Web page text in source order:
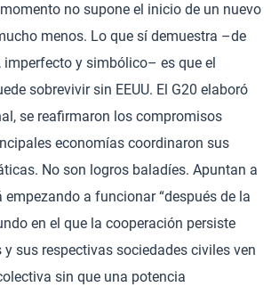
no supone el inicio de un nuevo
menos. Lo que sí demuestra –de
imperfecto y simbólico– es que el
sobrevivir sin EEUU. El G20 elaboró
se reafirmaron los compromisos
economías coordinaron sus
No son logros baladíes. Apuntan a
empezando a funcionar “después de la
en el que la cooperación persiste
y sus respectivas sociedades civiles ven
sin que una potencia